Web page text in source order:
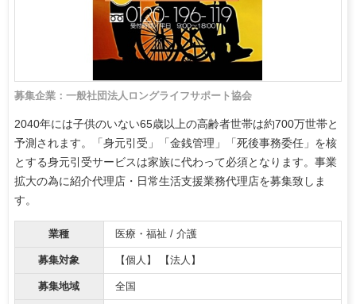
募集企業：一般社団法人ロングライフサポート協会
2040年には子供のいない65歳以上の高齢者世帯は約700万世帯と
予測されます。「身元引受」「金銭管理」「死後事務委任」を核
とする身元引受サービスは家族に代わって必須となります。事業
拡大の為に紹介代理店・日常生活支援業務代理店を募集致しま
す。
業種 医療・福祉 / 介護
募集対象 【個人】 【法人】
募集地域 全国